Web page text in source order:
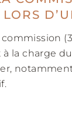
LORS
(3
la charge